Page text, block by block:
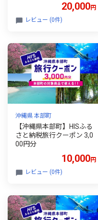
ス [ALHT002]｜人気 おす
すめ HIS 旅行 旅 券 宿泊券
ント 贈り物 贈答 宿泊 クー
ポン 島根 松江 山陰 予約
宿泊予約 国内旅行 トラベ
ル 旅行券 ペア 家族旅行 温
泉 絶景 風景 癒し
20,000円
レビュー (0件)
沖縄県 本部町
【沖縄県本部町】HISふる
さと納税旅行クーポン 3,0
00円分
10,000円
レビュー (0件)